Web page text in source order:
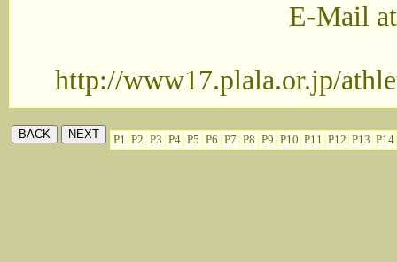
E-Mail
http://www17.plala.or.jp/
P1 P2 P3 P4 P5 P6 P7 P8 P9 P10 P11 P12 P13 P14